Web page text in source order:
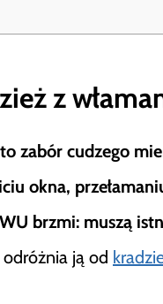
z
zabór cudzego
okna,
brzmi: muszą
ją od